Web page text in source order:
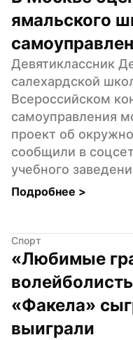
ямальского
Девятиклассник
салехардской
Всероссийском
самоуправления
проект об
сообщили в
учебного
Подробнее >
Спорт
«Любимые
«Факела»
выиграли